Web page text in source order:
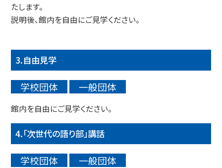
たします。
説明後、館内を自由にご見学ください。
3.自由見学
学校団体 一般団体
館内を自由にご見学ください。
4.「次世代の語り部」講話
学校団体 一般団体